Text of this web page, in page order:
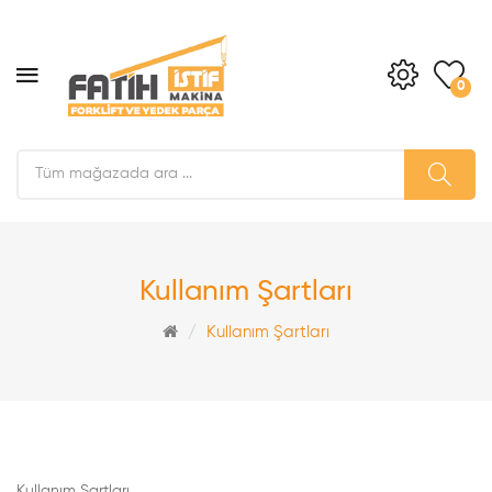
0
Kullanım Şartları
Kullanım Şartları